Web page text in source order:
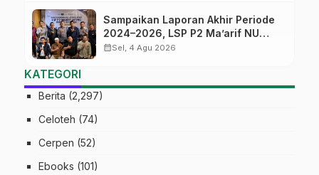
Sampaikan Laporan Akhir Periode
2024–2026, LSP P2 Ma’arif NU
Jateng Mantapkan Sinergi Link and
calendar_monthSel, 4 Agu 2026
KATEGORI
Berita (2,297)
Celoteh (74)
Cerpen (52)
Ebooks (101)